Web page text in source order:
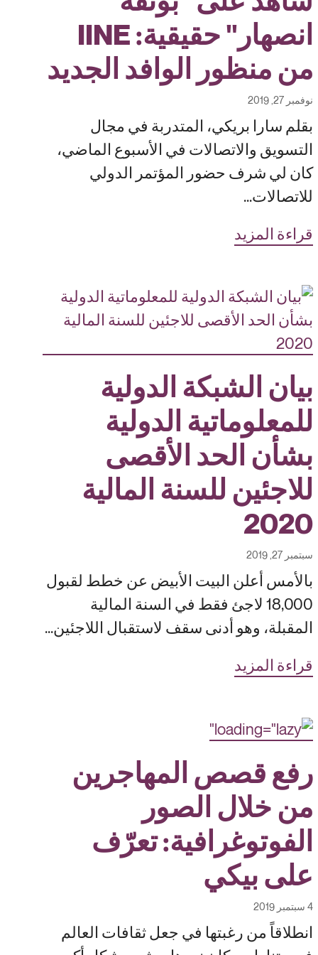
انصهار" حقيقية: IINE
من منظور الوافد الجديد
نوفمبر 27, 2019
بقلم سارا بريكي، المتدربة في مجال
التسويق والاتصالات في الأسبوع الماضي،
كان لي شرف حضور المؤتمر الدولي
للاتصالات...
قراءة المزيد
بيان الشبكة الدولية
للمعلوماتية الدولية
بشأن الحد الأقصى
للاجئين للسنة المالية
2020
سبتمبر 27, 2019
بالأمس أعلن البيت الأبيض عن خطط لقبول
18,000 لاجئ فقط في السنة المالية
المقبلة، وهو أدنى سقف لاستقبال اللاجئين...
قراءة المزيد
رفع قصص المهاجرين
من خلال الصور
الفوتوغرافية: تعرّف
على بيكي
4 سبتمبر 2019
انطلاقاً من رغبتها في جعل ثقافات العالم